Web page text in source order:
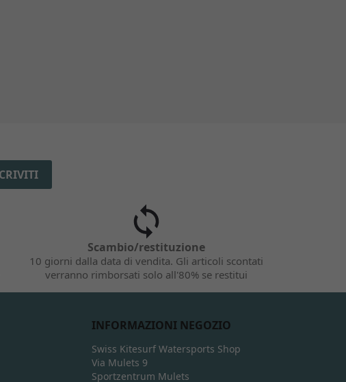
Scambio/restituzione
10 giorni dalla data di vendita. Gli articoli scontati
verranno rimborsati solo all'80% se restitui
INFORMAZIONI NEGOZIO
Swiss Kitesurf Watersports Shop
Via Mulets 9
Sportzentrum Mulets